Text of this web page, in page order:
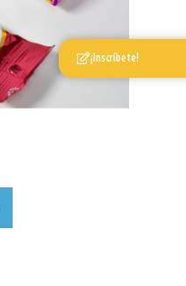
¡Inscríbete!